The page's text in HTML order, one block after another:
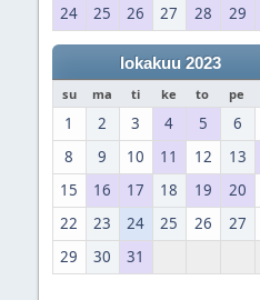
24
25 26 27 28 29
lokakuu 2023
su ma ti ke to pe
1 2 3 4 5 6
8
9 10 11 12 13
15
16 17 18 19 20
22
23 24 25 26 27
29
30 31